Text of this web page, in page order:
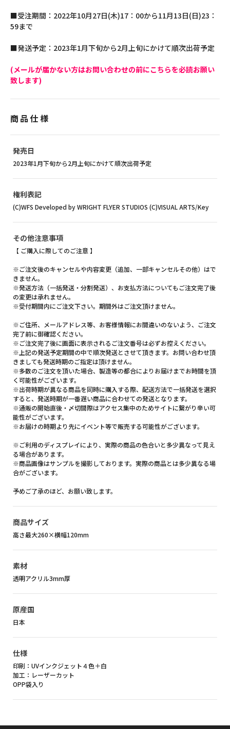
■受注期間：2022年10月27日(木)17：00から11月13日(日)23：
59まで
■発送予定：2023年1月下旬から2月上旬にかけて順次出荷予定
(メールが届かない方はお問い合わせの前にこちらを必読お願い
致します)
商品仕様
発売日
2023年1月下旬から2月上旬にかけて順次出荷予定
権利表記
(C)WFS Developed by WRIGHT FLYER STUDIOS (C)VISUAL ARTS/Key
その他注意事項
【 ご購入に際してのご注意 】
※ご注文後のキャンセルや内容変更（追加、一部キャンセルその他）はで
きません。
※発送方法（一括発送・分割発送）、お支払方法についてもご注文完了後
の変更は承れません。
※受付期間内にご注文下さい。期間外はご注文頂けません。
※ご住所、メールアドレス等、お客様情報にお間違いのないよう、ご注文
完了前に御確認ください。
※ご注文完了後に画面に表示されるご注文番号は必ずお控えください。
※上記の発送予定期間の中で順次発送とさせて頂きます。お問い合わせ頂
きましても発送時期のご指定は頂けません。
※多数のご注文を頂いた場合、製造等の都合によりお届けまでお時間を頂
く可能性がございます。
※出荷時期が異なる商品を同時に購入する際、配送方法で一括発送を選択
すると、発送時期が一番遅い商品に合わせての発送となります。
※通販の開始直後・〆切間際はアクセス集中のためサイトに繋がり辛い可
能性がございます。
※お届けの時期より先にイベント等で販売する可能性がございます。
※ご利用のディスプレイにより、実際の商品の色合いと多少異なって見え
る場合があります。
※商品画像はサンプルを撮影しております。実際の商品とは多少異なる場
合がございます。
予めご了承のほど、お願い致します。
商品サイズ
高さ最大260×横幅120mm
素材
透明アクリル3mm厚
原産国
日本
仕様
印刷：UVインクジェット４色＋白
加工：レーザーカット
OPP袋入り